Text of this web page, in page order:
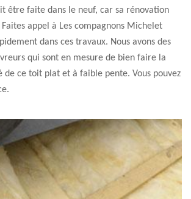
être faite dans le neuf, car sa rénovation
appel à Les compagnons Michelet
dans ces travaux. Nous avons des
qui sont en mesure de bien faire la
de ce toit plat et à faible pente. Vous pouvez